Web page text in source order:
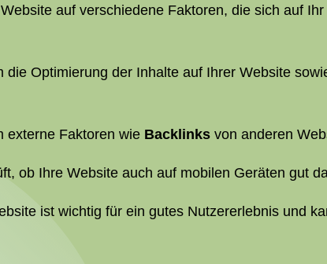
auf verschiedene Faktoren, die sich auf
Optimierung der Inhalte auf Ihrer Website
externe Faktoren wie Backlinks von anderen
ob Ihre Website auch auf mobilen Geräten gut
ist wichtig für ein gutes Nutzererlebnis und